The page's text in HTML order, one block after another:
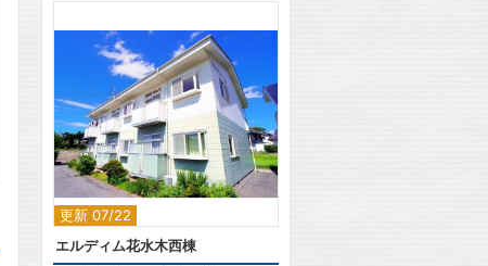
更新 07/22
2
エルディム花水木西棟